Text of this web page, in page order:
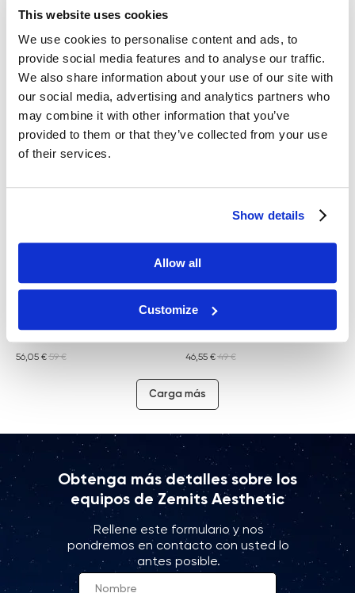
This website uses cookies
We use cookies to personalise content and ads, to
provide social media features and to analyse our traffic.
We also share information about your use of our site with
our social media, advertising and analytics partners who
may combine it with other information that you’ve
provided to them or that they’ve collected from your use
of their services.
Show details
Allow all
Customize
Zemits SalicPure X
Suero limpiador hidratante
IVA inc
59 €
Suero revitalizante y reafirmante
para la mesoterapia con oxígeno
IVA inc
41,8 € 44 €
Zemits HydroClear X
Suero hidropeeling iluminador y
IVA inc
56,05 € 59 €
Zemits HyaTight X
Gel RF lift de ácido hialurónico
500 ml
IVA inc
46,55 € 49 €
Carga más
Obtenga más detalles sobre los
equipos de Zemits Aesthetic
Rellene este formulario y nos
pondremos en contacto con usted lo
antes posible.